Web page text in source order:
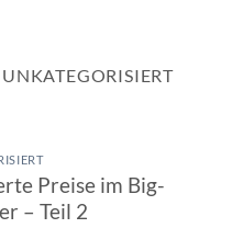
UNKATEGORISIERT
Preise im Big-
– Teil 2